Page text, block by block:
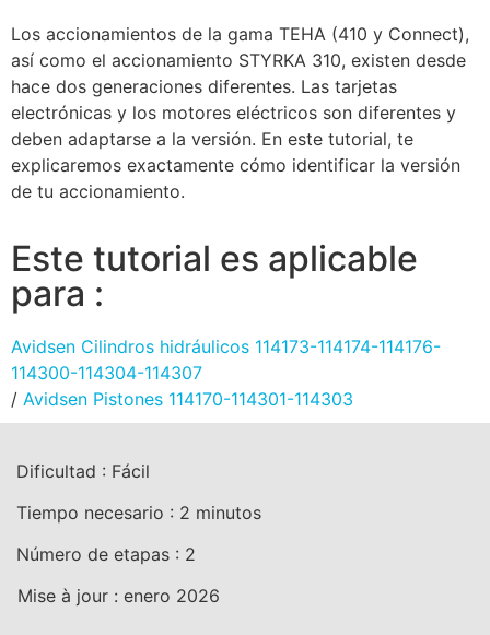
Los accionamientos de la gama TEHA (410 y Connect),
así como el accionamiento STYRKA 310, existen desde
hace dos generaciones diferentes. Las tarjetas
electrónicas y los motores eléctricos son diferentes y
deben adaptarse a la versión. En este tutorial, te
explicaremos exactamente cómo identificar la versión
de tu accionamiento.
Este tutorial es aplicable
para :
Avidsen Cilindros hidráulicos 114173-114174-114176-
114300-114304-114307
/ Avidsen Pistones 114170-114301-114303
Dificultad : Fácil
Tiempo necesario : 2 minutos
Número de etapas : 2
Mise à jour : enero 2026